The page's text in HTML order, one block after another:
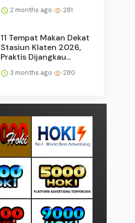
2 months ago 281
11 Tempat Makan Dekat
Stasiun Klaten 2026,
Praktis Dijangkau...
3 months ago 280